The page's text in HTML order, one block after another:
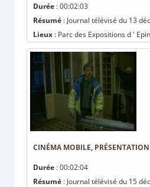
Durée : 00:02:03
Résumé : Journal télévisé du 13
Lieux : Parc des Expositions d '
CINÉMA MOBILE,
Durée : 00:02:04
Résumé : Journal télévisé du 15